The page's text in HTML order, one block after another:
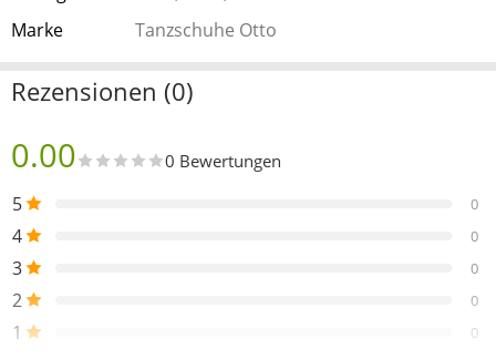
Marke
Tanzschuhe Otto
Rezensionen (0)
0.00 0 Bewertungen
5 0
4 0
3 0
2 0
1 0